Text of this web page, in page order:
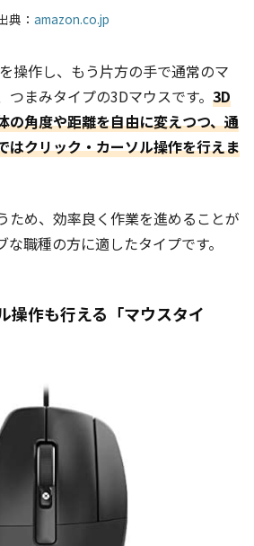
典： amazon.co.jp
操作し、もう片方の手で通常のマ
まみタイプの3Dマウスです。 3D
の角度や距離を自由に変えつつ、通
はクリック・カーソル操作を行えま
ため、効率良く作業を進めることが
職種の方に適したタイプです。
操作も行える「マウスタイ